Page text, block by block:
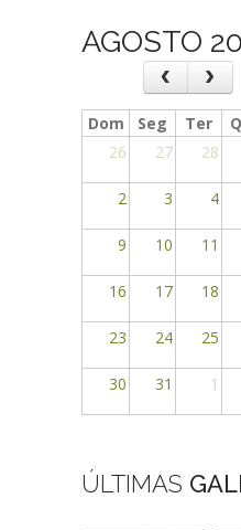
AGOSTO
Dom Seg Ter
26
27 28
2 3 4
9 10 11
16 17 18
23 24 25
30 31 1
ÚLTIMAS